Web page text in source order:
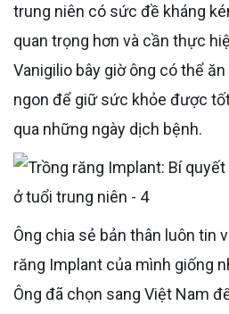
trung niên có sức đề kháng
quan trọng hơn và cần thực
Vanigilio bây giờ ông có thể
ngon để giữ sức khỏe được
qua những ngày dịch bệnh.
Ông chia sẻ bản thân luôn tin vào quyết định trồng
răng Implant của mình giống
Ông đã chọn sang Việt Nam